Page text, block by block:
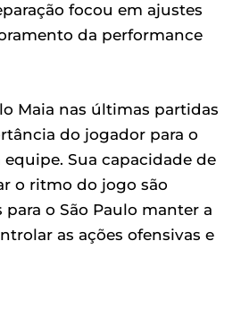
focou em ajustes
da performance
Maia nas últimas partidas
do jogador para o
Sua capacidade de
o ritmo do jogo são
o São Paulo manter a
as ações ofensivas e